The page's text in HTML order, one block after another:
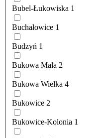
Bubel-Łukowiska 1
Buchałowice 1
Budzyń 1
Bukowa Mała 2
Bukowa Wielka 4
Bukowice 2
Bukowice-Kolonia 1